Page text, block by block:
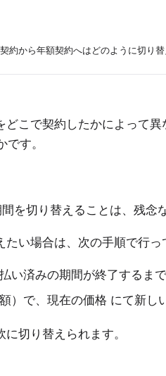
約から年額契約へはどのように切り替
こで契約したかによって
す。
を切り替えることは、残念
い場合は、次の手順で行っ
い済みの期間が終了するま
）で、 現在の価格 にて新し
切り替えられます。